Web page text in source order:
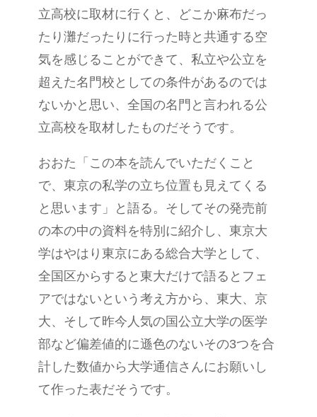
立高校に取材に行くと、どこか麻布だっ
たり灘だったりに行った時と共通する空
気を感じることができて、私立や公立を
超えた名門校としての条件があるのでは
ないかと思い、全国の名門と言われる公
立高校を取材したものだそうです。
おおた「この本を読んでいただくこと
で、東京の私学の立ち位置も見えてくる
と思います」と語る。そしてその発売前
の本の中の資料を特別に紹介し、東京大
学はやはり東京にある総合大学として、
全国区からすると東大だけで語るとフェ
アではないという考え方から、東大、京
大、そして昨今人気の国公立大学の医学
部など偏差値的に遜色のないその3つを合
計した数値から大学通信さんにお願いし
て作った表だそうです。